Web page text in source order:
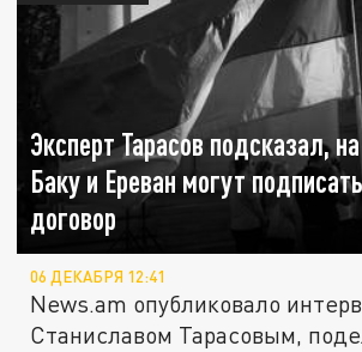
Эксперт Тарасов подсказал,
Баку и Ереван могут
договор
06 ДЕКАБРЯ 12:41
News.am опубликовало
Станиславом Тарасовым,